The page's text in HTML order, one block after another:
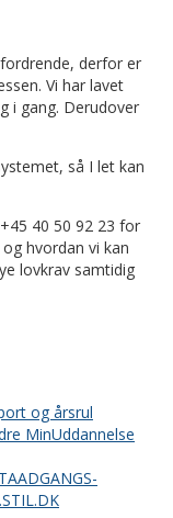
derfor er
Vi har lavet
i gang. Derudover
så I let kan
40 50 92 23 for
hvordan vi kan
lovkrav samtidig
og årsrul
MinUddannelse